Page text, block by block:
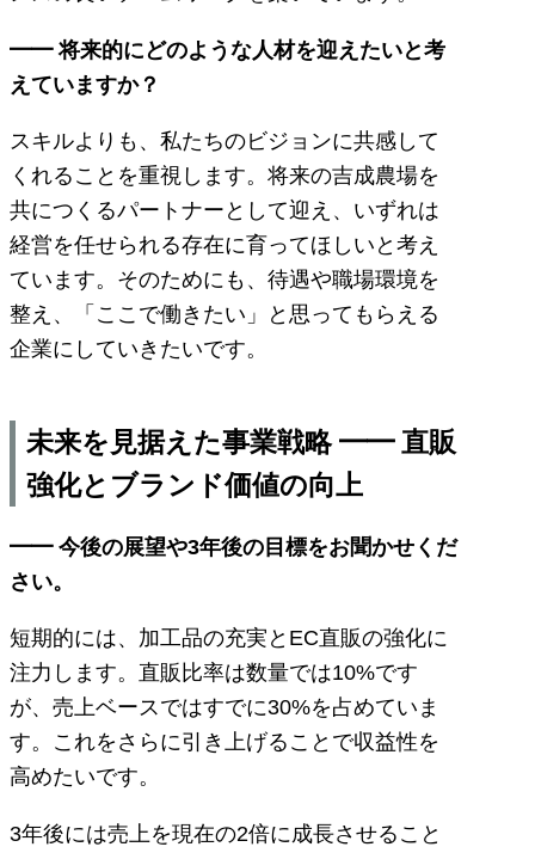
━━ 将来的にどのような人材を迎えたいと考
えていますか？
スキルよりも、私たちのビジョンに共感して
くれることを重視します。将来の吉成農場を
共につくるパートナーとして迎え、いずれは
経営を任せられる存在に育ってほしいと考え
ています。そのためにも、待遇や職場環境を
整え、「ここで働きたい」と思ってもらえる
企業にしていきたいです。
未来を見据えた事業戦略 ━━ 直販
強化とブランド価値の向上
━━ 今後の展望や3年後の目標をお聞かせくだ
さい。
短期的には、加工品の充実とEC直販の強化に
注力します。直販比率は数量では10%です
が、売上ベースではすでに30%を占めていま
す。これをさらに引き上げることで収益性を
高めたいです。
3年後には売上を現在の2倍に成長させること